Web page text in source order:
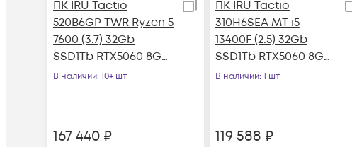
ПК IRU Tactio
520B6GP TWR Ryzen 5
7600 (3.7) 32Gb
SSD1Tb RTX5060 8Gb
Windows 11 Pro 64
В наличии: 10+ шт
167 440 ₽
ПК IRU Tactio
310H6SEA MT i5
13400F (2.5) 32Gb
SSD1Tb RTX5060 8Gb
FreeDOS GbitEth
В наличии: 1 шт
119 588 ₽